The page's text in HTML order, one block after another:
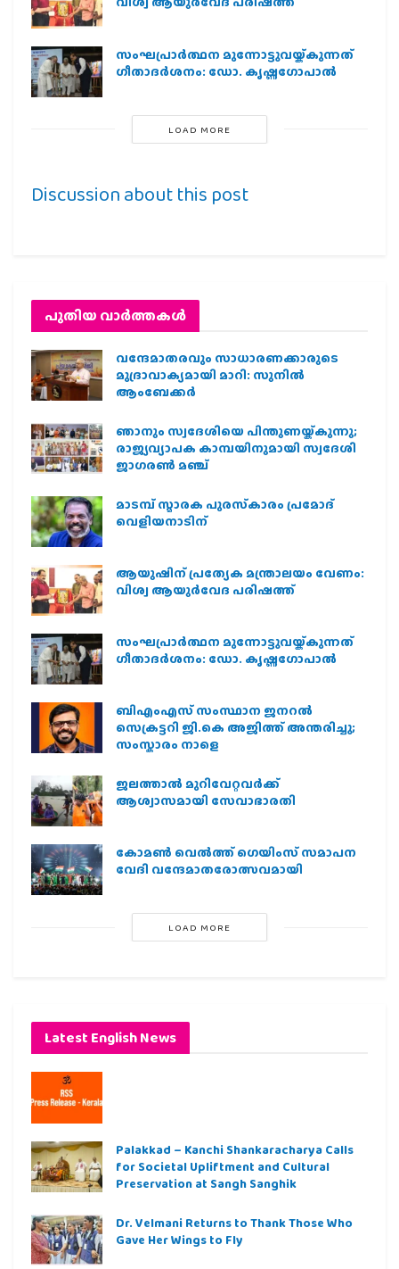
സംഘപ്രാര്‍ത്ഥന മുന്നോട്ടുവയ്ക്കുന്നത്
ഗീതാദര്‍ശനം: ഡോ. കൃഷ്ണഗോപാല്‍
LOAD MORE
Discussion about this post
പുതിയ വാര്‍ത്തകള്‍
വന്ദേമാതരവും സാധാരണക്കാരുടെ
മുദ്രാവാക്യമായി മാറി: സുനിൽ
ആംബേക്കർ
ഞാനും സ്വദേശിയെ പിന്തുണയ്ക്കുന്നു;
രാജ്യവ്യാപക കാമ്പയിനുമായി സ്വദേശി
ജാഗരണ്‍ മഞ്ച്
മാടമ്പ് സ്മാരക പുരസ്‌കാരം പ്രമോദ്
വെളിയനാടിന്
ആയുഷിന് പ്രത്യേക മന്ത്രാലയം വേണം:
വിശ്വ ആയുര്‍വേദ പരിഷത്ത്
സംഘപ്രാര്‍ത്ഥന മുന്നോട്ടുവയ്ക്കുന്നത്
ഗീതാദര്‍ശനം: ഡോ. കൃഷ്ണഗോപാല്‍
ബിഎംഎസ് സംസ്ഥാന ജനറൽ
സെക്രട്ടറി ജി.കെ അജിത്ത് അന്തരിച്ചു;
സംസ്കാരം നാളെ
ജലത്താല്‍ മുറിവേറ്റവര്‍ക്ക്
ആശ്വാസമായി സേവാഭാരതി
കോമൺ വെൽത്ത് ഗെയിംസ് സമാപന
വേദി വന്ദേമാതരോത്സവമായി
LOAD MORE
Latest English News
Palakkad – Kanchi Shankaracharya Calls
for Societal Upliftment and Cultural
Preservation at Sangh Sanghik
Dr. Velmani Returns to Thank Those Who
Gave Her Wings to Fly